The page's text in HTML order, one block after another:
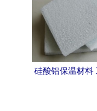
硅酸铝保温材料